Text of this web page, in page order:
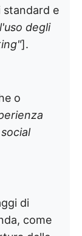
standard e
degli
].
o
di
come